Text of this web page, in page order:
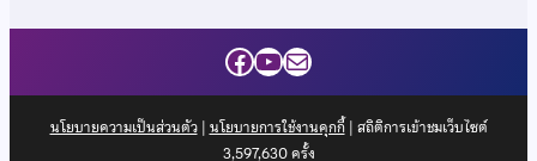
Facebook
YouTube
Mail
นโยบายความเป็นส่วนตัว| นโยบายการใช้งานคุกกี้| สถิติการเข้าชมเว็บไซต์
3,597,630ครั้ง